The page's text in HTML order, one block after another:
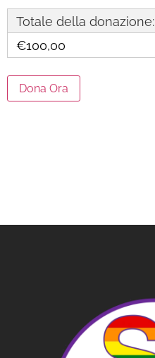
Totale della donazione:
€100,00